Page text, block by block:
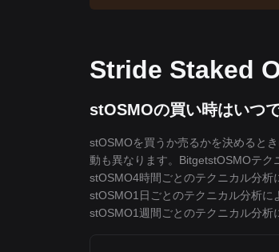
Stride Staked
stOSMOの買い時はいつ
stOSMOを買うか売るかを決めると
動も異なります。BitgetstOSMOテク
stOSMO4時間ごとのテクニカル分析
stOSMO1日ごとのテクニカル分析に
stOSMO1週間ごとのテクニカル分析